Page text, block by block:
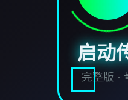
启动
完整版 ·